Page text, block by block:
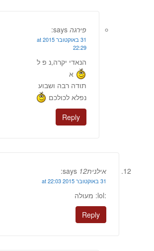
פירגה says:
31 באוקטובר 2015 at
22:29
הנאדי יקרה,נ פ ל
א
תודה רבה ושבוע
נפלא לכולכם
Reply
אילנית12 says:
31 באוקטובר 2015 at 22:03
:lol: מעולה
Reply